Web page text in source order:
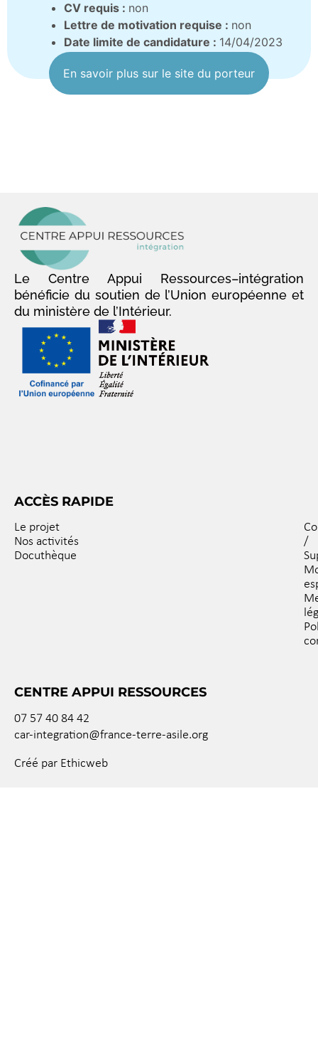
CV requis : non
Lettre de motivation requise : non
Date limite de candidature : 14/04/2023
En savoir plus sur le site du porteur
Le Centre Appui Ressources–intégration
bénéficie du soutien de l’Union européenne et
du ministère de l’Intérieur.
ACCÈS RAPIDE
Le projet
Nos activités
Docuthèque
/
CENTRE APPUI RESSOURCES
07 57 40 84 42
car-integration@france-terre-asile.org
Créé par Ethicweb